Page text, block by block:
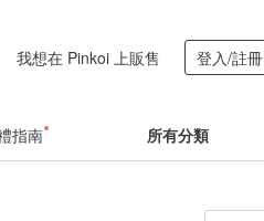
我想在 Pinkoi 上販售 登入/註冊
指南 所有分類